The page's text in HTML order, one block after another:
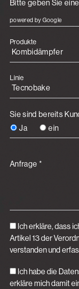
powered by Google
Produkte
Linie
Sie sind bereits
Ja
ein
Anfrage *
Ich erkläre, dass
Artikel 13 der
verstanden und
Ich habe die
erkläre mich damit